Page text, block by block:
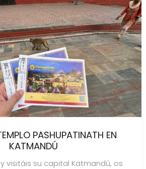
PASHUPATINATH EN
KATMANDÚ
visitáis su capital Katmandú, os